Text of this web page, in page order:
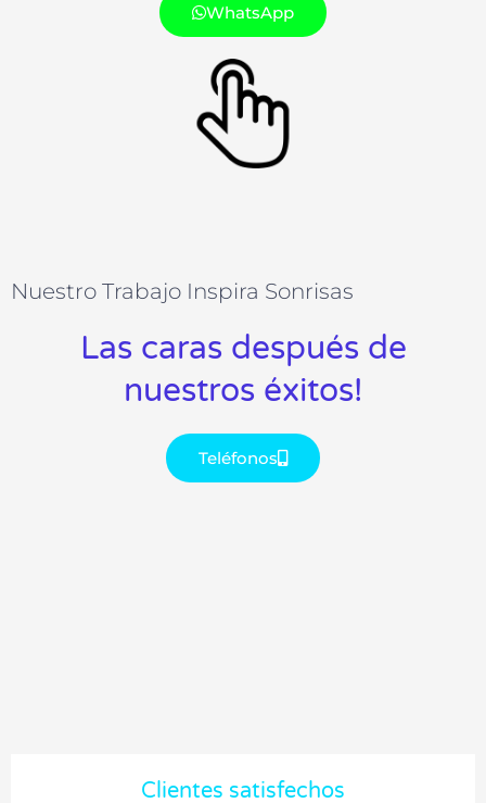
WhatsApp
Clientes satisfechos
Nuestro Trabajo Inspira Sonrisas
Las caras después de
nuestros éxitos!
Teléfonos